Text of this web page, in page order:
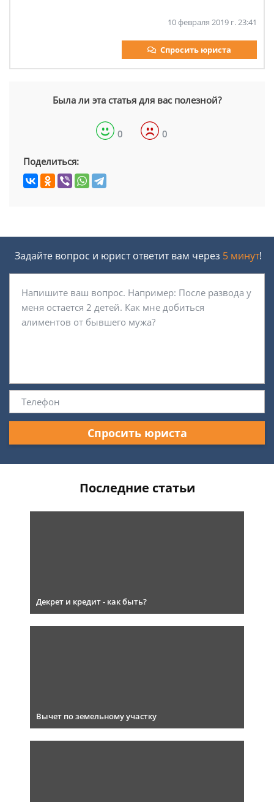
10 февраля 2019 г. 23:41
Спросить юриста
Была ли эта статья для вас полезной?
0 0
Поделиться:
Задайте вопрос и юрист ответит вам через 5 минут!
Спросить юриста
Последние статьи
Декрет и кредит - как быть?
Вычет по земельному участку